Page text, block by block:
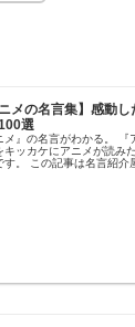
ニメの名言集】感動
選
メ』の名言がわかる。 『
キッカケにアニメが読み
す。 この記事は名言紹介